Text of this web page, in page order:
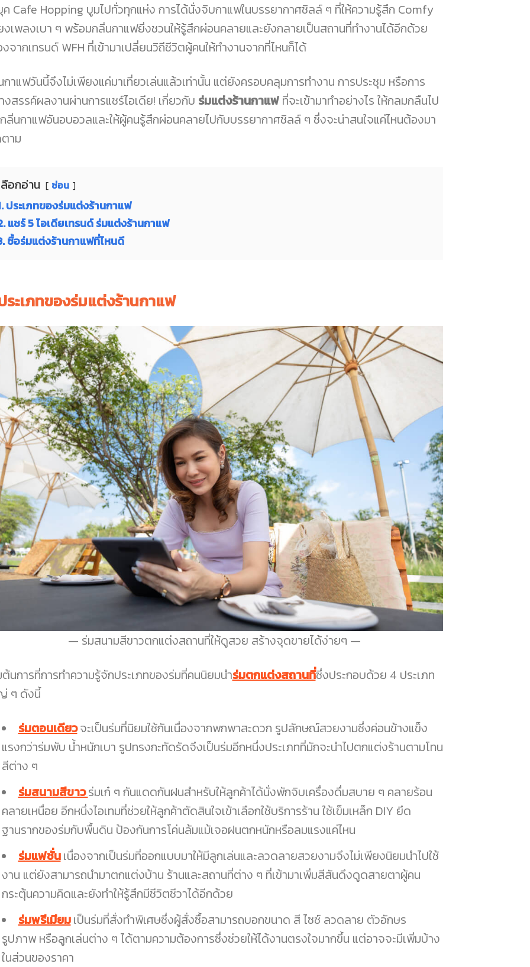
ค Cafe Hopping บูมไปทั่วทุกแห่ง การได้นั่งจิบกาแฟในบรรยากาศชิลล์ ๆ ที่ให้ความรู้สึก Comfy
งเพลงเบา ๆ พร้อมกลิ่นกาแฟยิ่งชวนให้รู้สึกผ่อนคลายและยังกลายเป็นสถานที่ทำงานได้อีกด้วย
งจากเทรนด์ WFH ที่เข้ามาเปลี่ยนวิถีชีวิตผู้คนให้ทำงานจากที่ไหนก็ได้
กาแฟวันนี้จึงไม่เพียงแค่มาเที่ยวเล่นแล้วเท่านั้น แต่ยังครอบคลุมการทำงาน การประชุม หรือการ
งสรรค์ผลงานผ่านการแชร์ไอเดีย! เกี่ยวกับ ร่มแต่งร้านกาแฟที่จะเข้ามาทำอย่างไร ให้กลมกลืนไป
ลิ่นกาแฟอันอบอวลและให้ผู้คนรู้สึกผ่อนคลายไปกับบรรยากาศชิลล์ ๆ ซึ่งจะน่าสนใจแค่ไหนต้องมา
าม
อกอ่าน ซ่อน
ประเภทของร่มแต่งร้านกาแฟ
แชร์ 5 ไอเดียเทรนด์ ร่มแต่งร้านกาแฟ
ซื้อร่มแต่งร้านกาแฟที่ไหนดี
ระเภทของร่มแต่งร้านกาแฟ
ร่มสนามสีขาวตกแต่งสถานที่ให้ดูสวย สร้างจุดขายได้ง่ายๆ
ต้นการที่การทำความรู้จักประเภทของร่มที่คนนิยมนำร่มตกแต่งสถานที่ซึ่งประกอบด้วย 4 ประเภท
ๆ ดังนี้
ร่มตอนเดียวจะเป็นร่มที่นิยมใช้กันเนื่องจากพกพาสะดวก รูปลักษณ์สวยงามซึ่งค่อนข้างแข็ง
แรงกว่าร่มพับ น้ำหนักเบา รูปทรงกะทัดรัดจึงเป็นร่มอีกหนึ่งประเภทที่มักจะนำไปตกแต่งร้านตามโทน
สีต่าง ๆ
ร่มสนามสีขาวร่มเก๋ ๆ กันแดดกันฝนสำหรับให้ลูกค้าได้นั่งพักจิบเครื่องดื่มสบาย ๆ คลายร้อน
คลายเหนื่อย อีกหนึ่งไอเทมที่ช่วยให้ลูกค้าตัดสินใจเข้าเลือกใช้บริการร้าน ใช้เข็มเหล็ก DIY ยึด
ฐานรากของร่มกับพื้นดิน ป้องกันการโค่นล้มแม้เจอฝนตกหนักหรือลมแรงแค่ไหน
ร่มแฟชั่นเนื่องจากเป็นร่มที่ออกแบบมาให้มีลูกเล่นและลวดลายสวยงามจึงไม่เพียงนิยมนำไปใช้
งาน แต่ยังสามารถนำมาตกแต่งบ้าน ร้านและสถานที่ต่าง ๆ ที่เข้ามาเพิ่มสีสันดึงดูดสายตาผู้คน
กระตุ้นความคิดและยังทำให้รู้สึกมีชีวิตชีวาได้อีกด้วย
ร่มพรีเมียมเป็นร่มที่สั่งทำพิเศษซึ่งผู้สั่งซื้อสามารถบอกขนาด สี ไซซ์ ลวดลาย ตัวอักษร
รูปภาพ หรือลูกเล่นต่าง ๆ ได้ตามความต้องการซึ่งช่วยให้ได้งานตรงใจมากขึ้น แต่อาจจะมีเพิ่มบ้าง
ในส่วนของราคา